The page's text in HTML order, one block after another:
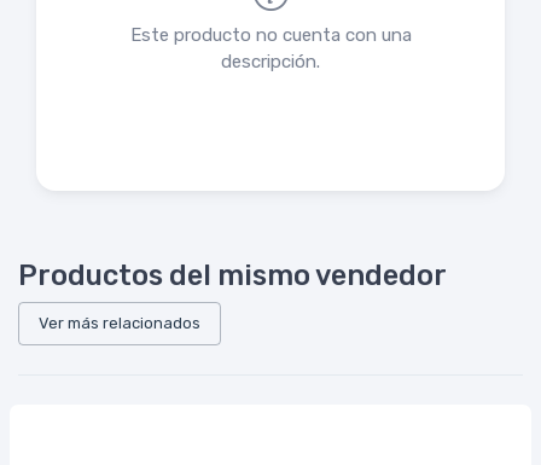
Este producto no cuenta con una
descripción.
Productos del mismo vendedor
Ver más relacionados